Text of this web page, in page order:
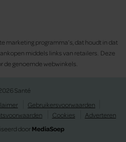
marketing programma’s, dat houdt in dat
middels links van retailers. Deze
de genoemde webwinkels.
Santé
Gebruikersvoorwaarden
Cookies
Adverteren
doorMediaSoep